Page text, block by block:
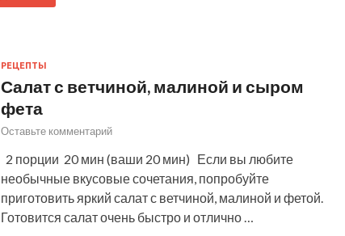
РЕЦЕПТЫ
Салат с ветчиной, малиной и сыром
фета
Оставьте комментарий
2 порции 20 мин (ваши 20 мин) Если вы любите
необычные вкусовые сочетания, попробуйте
приготовить яркий салат с ветчиной, малиной и фетой.
Готовится салат очень быстро и отлично …